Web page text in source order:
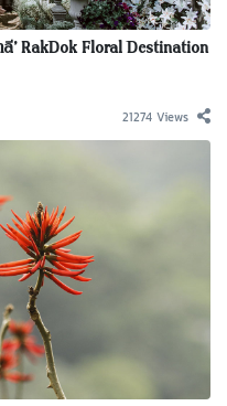
’ RakDok Floral Destination
21274 Views